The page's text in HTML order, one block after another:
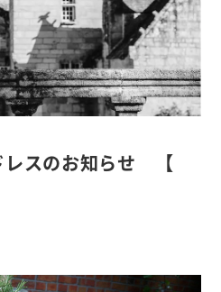
レスのお知らせ 【